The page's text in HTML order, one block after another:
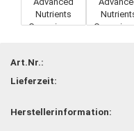
Art.Nr.:
Lieferzeit:
Herstellerinformation: